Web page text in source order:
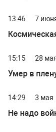
13:46 7
15:15 28
Умер в
14:29 3 мая
Не надо